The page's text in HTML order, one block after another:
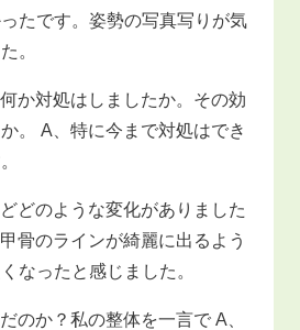
たです。姿勢の写真写りが気
。
か対処はしましたか。その効
。 A、特に今まで対処はでき
どのような変化がありました
骨のラインが綺麗に出るよう
なったと感じました。
のか？私の整体を一言で A、